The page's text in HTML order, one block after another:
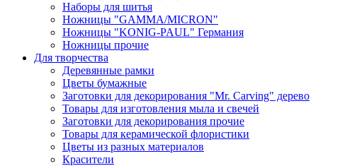
Наборы для шитья
Ножницы "GAMMA/MICRON"
Ножницы "KONIG-PAUL" Германия
Ножницы прочие
Для творчества
Деревянные рамки
Цветы бумажные
Заготовки для декорирования "Mr. Carving" дерево
Товары для изготовления мыла и свечей
Заготовки для декорирования прочие
Товары для керамической флористики
Цветы из разных материалов
Красители